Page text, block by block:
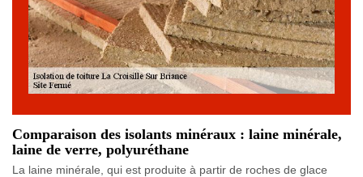
Comparaison des isolants minéraux : laine minérale,
laine de verre, polyuréthane
La laine minérale, qui est produite à partir de roches de glace